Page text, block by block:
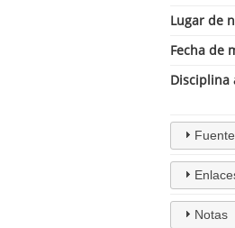
Lugar de
Fecha de
Disciplina
Notas